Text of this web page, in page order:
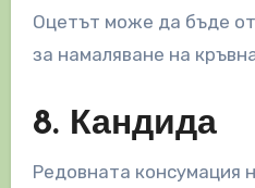
Оцетът може да бъде
за намаляване на
8. Кандида
Редовната консумация